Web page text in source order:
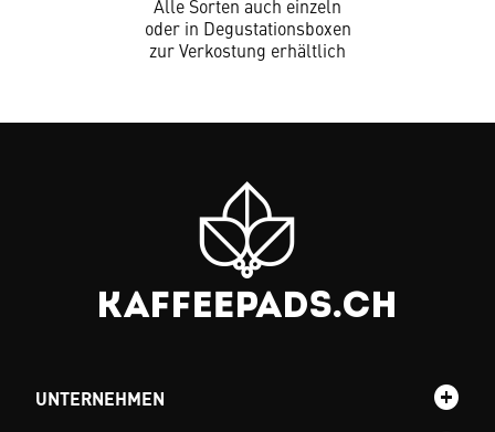
Alle Sorten auch einzeln
oder in Degustationsboxen
zur Verkostung erhältlich
UNTERNEHMEN